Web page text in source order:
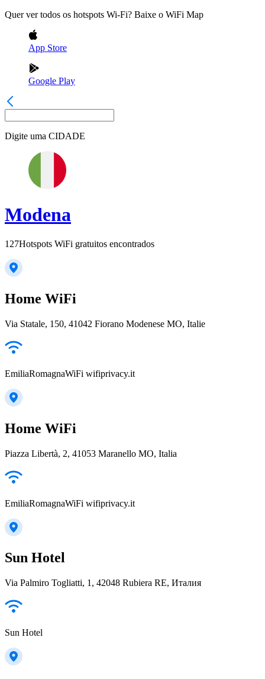
Quer ver todos os hotspots Wi-Fi? Baixe o WiFi Map
App Store
Google Play
Digite uma CIDADE
Modena
127Hotspots WiFi gratuitos encontrados
Home WiFi
Via Statale, 150, 41042 Fiorano Modenese MO, Italie
EmiliaRomagnaWiFi wifiprivacy.it
Home WiFi
Piazza Libertà, 2, 41053 Maranello MO, Italia
EmiliaRomagnaWiFi wifiprivacy.it
Sun Hotel
Via Palmiro Togliatti, 1, 42048 Rubiera RE, Италия
Sun Hotel